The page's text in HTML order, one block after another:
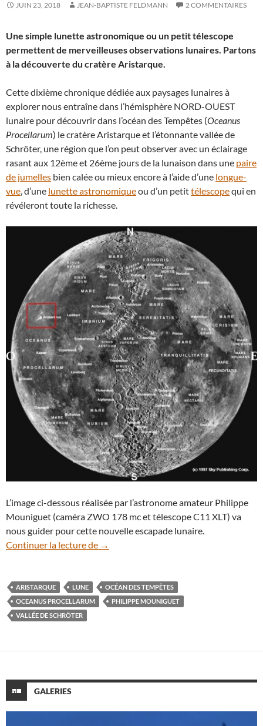
JUIN 23, 2018 JEAN-BAPTISTE FELDMANN 2 COMMENTAIRES
Une simple lunette astronomique ou un petit télescope
permettent de merveilleuses observations lunaires. Partons
à la découverte du cratère Aristarque.
Cette dixième chronique dédiée aux paysages lunaires à
explorer nous entraîne dans l’hémisphère NORD-OUEST
lunaire pour découvrir dans l’océan des Tempêtes (Oceanus
Procellarum) le cratère Aristarque et l’étonnante vallée de
Schröter, une région que l’on peut observer avec un éclairage
rasant aux 12ème et 26ème jours de la lunaison dans une paire
de jumelles bien calée ou mieux encore à l’aide d’une longue-
vue, d’une lunette astronomiqueou d’un petittélescopequi en
révéleront toute la richesse.
L’image ci-dessous réalisée par l’astronome amateur Philippe
Mouniguet (caméra ZWO 178 mc et télescope C11 XLT) va
nous guider pour cette nouvelle escapade lunaire.
Continuer la lecture de
Paysages lunaires à explorer (10) :
→
ARISTARQUE LUNE
OCÉAN DES TEMPÊTES
OCEANUS PROCELLARUM
PHILIPPE MOUNIGUET
VALLÉE DE SCHRÖTER
GALERIES